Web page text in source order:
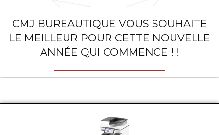
CMJ BUREAUTIQUE VOUS SOUHAITE
LE MEILLEUR POUR CETTE NOUVELLE
ANNÉE QUI COMMENCE !!!